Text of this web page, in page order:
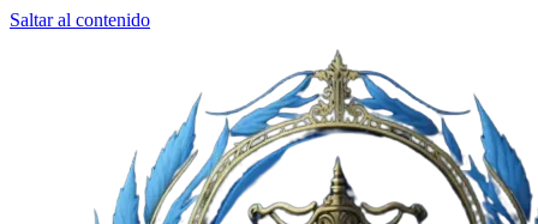
Saltar al contenido